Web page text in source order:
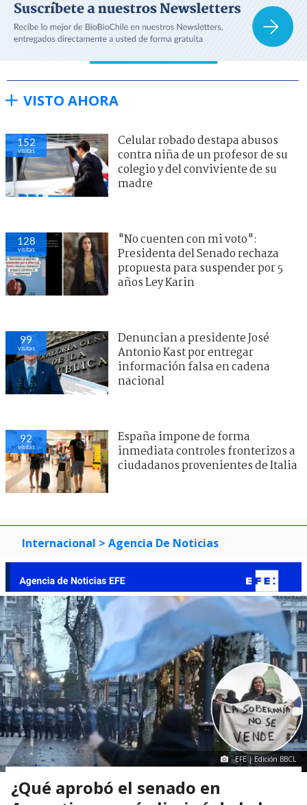
VISTO AHORA
152
visitas
Celular robado destapa abusos
contra niña de un profesor de su
colegio y del conviviente de su
madre
128
visitas
"No cuenten con mi voto":
Presidenta del Senado rechaza
propuesta para suspender por 5
años Ley Karin
99
visitas
Denuncian a presidente José
Antonio Kast por entregar
información falsa en cadena
nacional
92
visitas
España impone de forma
inmediata controles fronterizos a
ciudadanos provenientes de Italia
Internacional > Agencia De Noticias
EFE | Edición BBCL
¿Qué aprobó el senado en